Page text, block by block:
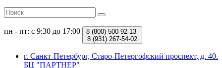
пн - пт: с 9:30 до 17:00 8 (800) 500-92-13
8 (931) 267-54-02
г. Санкт-Петербург, Старо-Петергофский проспект, д. 40.
БЦ "ПАРТНЕР"